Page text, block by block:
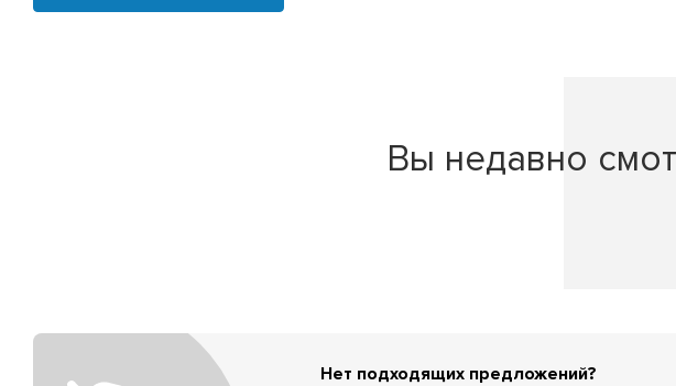
Вы недавно
Нет подходящих предложений?